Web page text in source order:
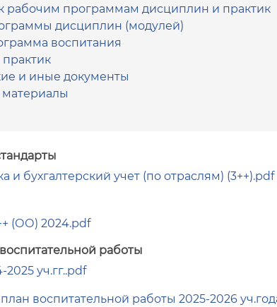
рабочим программам дисциплин и практик
дисциплин (модулей)
воспитания
и иные документы
и бухгалтерский учет (по отраслям) (3++).pdf
(ОО) 2024.pdf
работы
уч.гг..pdf
воспитательной работы 2025-2026